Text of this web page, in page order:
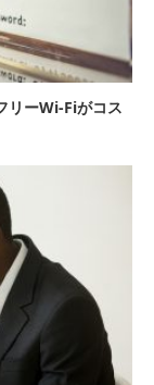
リーWi-Fiがコス